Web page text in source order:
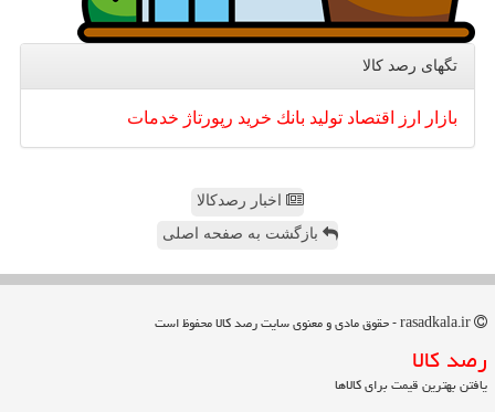
تگهای رصد كالا
بازار ارز اقتصاد تولید بانك خرید رپورتاژ خدمات
اخبار رصدکالا
بازگشت به صفحه اصلی
رصد كالا
یافتن بهترین قیمت برای کالاها